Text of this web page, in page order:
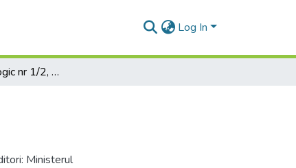
Log In
Magazin bibliologic nr 1/2, 1994
Ministerul